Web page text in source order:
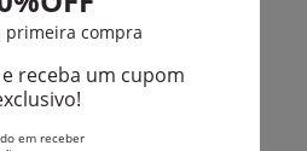
395,00
323,00
deR$ 26,91